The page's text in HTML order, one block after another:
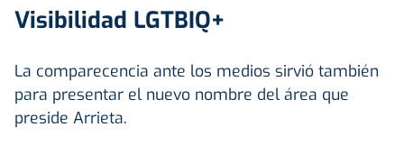
Visibilidad LGTBIQ+
La comparecencia ante los medios sirvió también
para presentar el nuevo nombre del área que
preside Arrieta.